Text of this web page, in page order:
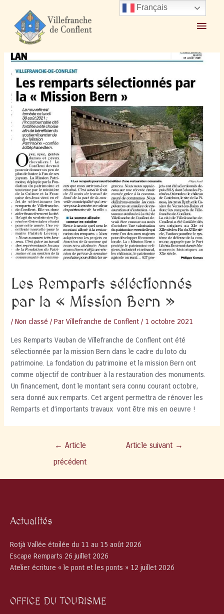
contenu
Menu
Accueil 2021 octobre
Les Remparts séléctionnés par la « Mission Bern »
Les Remparts séléctionnés
par la « Mission Bern »
/Non classé / ParVillefranche de Conflent / 1 octobre 2021
Les Remparts Vauban de Villefranche de Conflent ont été
sélectionnée par la mission Bern dans le cadre du loto du
patrimoine. La fondation du patrimoine et la mission Bern ont
comme objectif de contribuer à la restauration des monuments.
Un financement, dont le montant sera connu courant octobre,
sera donné aux remparts. Cet argent permettra de rénover les
Remparts et d’importants travaux vont être mis en oeuvre !
← Article
précédent
Article suivant →
Actualités
Rotjà Vallée étoilée du 11 au 15 août 2026
Escape Remparts 26 juillet 2026
Atelier écriture « le pont et les ponts » 12 juillet 2026
OFFICE DU TOURISME
Français